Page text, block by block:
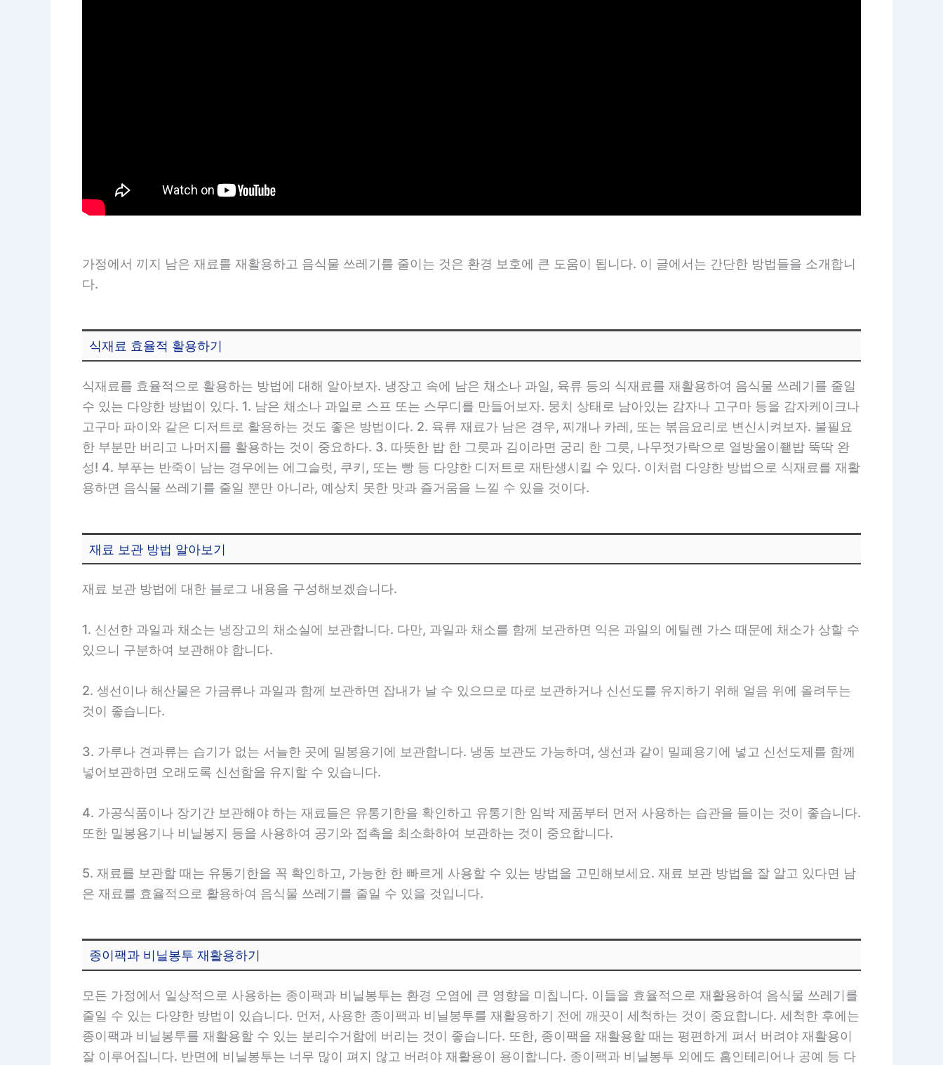
가정에서 끼지 남은 재료를 재활용하고 음식물 쓰레기를 줄이는 것은 환경 보호에 큰 도움이 됩니다. 이 글에서는 간단한 방법들을 소개합니
다.
식재료 효율적 활용하기
식재료를 효율적으로 활용하는 방법에 대해 알아보자. 냉장고 속에 남은 채소나 과일, 육류 등의 식재료를 재활용하여 음식물 쓰레기를 줄일
수 있는 다양한 방법이 있다. 1. 남은 채소나 과일로 스프 또는 스무디를 만들어보자. 뭉치 상태로 남아있는 감자나 고구마 등을 감자케이크나
고구마 파이와 같은 디저트로 활용하는 것도 좋은 방법이다. 2. 육류 재료가 남은 경우, 찌개나 카레, 또는 볶음요리로 변신시켜보자. 불필요
한 부분만 버리고 나머지를 활용하는 것이 중요하다. 3. 따뜻한 밥 한 그릇과 김이라면 궁리 한 그릇, 나무젓가락으로 열방울이죁밥 뚝딱 완
성! 4. 부푸는 반죽이 남는 경우에는 에그슬럿, 쿠키, 또는 빵 등 다양한 디저트로 재탄생시킬 수 있다. 이처럼 다양한 방법으로 식재료를 재활
용하면 음식물 쓰레기를 줄일 뿐만 아니라, 예상치 못한 맛과 즐거움을 느낄 수 있을 것이다.
재료 보관 방법 알아보기
재료 보관 방법에 대한 블로그 내용을 구성해보겠습니다.
1. 신선한 과일과 채소는 냉장고의 채소실에 보관합니다. 다만, 과일과 채소를 함께 보관하면 익은 과일의 에틸렌 가스 때문에 채소가 상할 수
있으니 구분하여 보관해야 합니다.
2. 생선이나 해산물은 가금류나 과일과 함께 보관하면 잡내가 날 수 있으므로 따로 보관하거나 신선도를 유지하기 위해 얼음 위에 올려두는
것이 좋습니다.
3. 가루나 견과류는 습기가 없는 서늘한 곳에 밀봉용기에 보관합니다. 냉동 보관도 가능하며, 생선과 같이 밀폐용기에 넣고 신선도제를 함께
넣어보관하면 오래도록 신선함을 유지할 수 있습니다.
4. 가공식품이나 장기간 보관해야 하는 재료들은 유통기한을 확인하고 유통기한 임박 제품부터 먼저 사용하는 습관을 들이는 것이 좋습니다.
또한 밀봉용기나 비닐봉지 등을 사용하여 공기와 접촉을 최소화하여 보관하는 것이 중요합니다.
5. 재료를 보관할 때는 유통기한을 꼭 확인하고, 가능한 한 빠르게 사용할 수 있는 방법을 고민해보세요. 재료 보관 방법을 잘 알고 있다면 남
은 재료를 효율적으로 활용하여 음식물 쓰레기를 줄일 수 있을 것입니다.
종이팩과 비닐봉투 재활용하기
모든 가정에서 일상적으로 사용하는 종이팩과 비닐봉투는 환경 오염에 큰 영향을 미칩니다. 이들을 효율적으로 재활용하여 음식물 쓰레기를
줄일 수 있는 다양한 방법이 있습니다. 먼저, 사용한 종이팩과 비닐봉투를 재활용하기 전에 깨끗이 세척하는 것이 중요합니다. 세척한 후에는
종이팩과 비닐봉투를 재활용할 수 있는 분리수거함에 버리는 것이 좋습니다. 또한, 종이팩을 재활용할 때는 평편하게 펴서 버려야 재활용이
잘 이루어집니다. 반면에 비닐봉투는 너무 많이 펴지 않고 버려야 재활용이 용이합니다. 종이팩과 비닐봉투 외에도 홈인테리어나 공예 등 다